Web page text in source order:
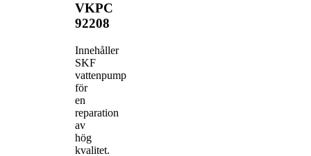
VKPC
92208
Innehåller
SKF
vattenpump
för
en
reparation
av
hög
kvalitet.